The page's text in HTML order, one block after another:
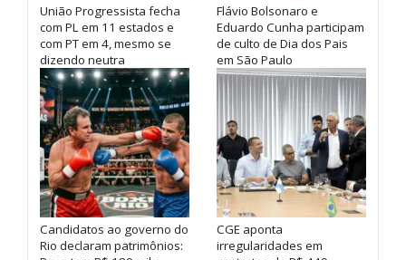
União Progressista fecha
com PL em 11 estados e
com PT em 4, mesmo se
dizendo neutra
Flávio Bolsonaro e
Eduardo Cunha participam
de culto de Dia dos Pais
em São Paulo
Candidatos ao governo do
Rio declaram patrimônios:
CGE aponta
irregularidades em